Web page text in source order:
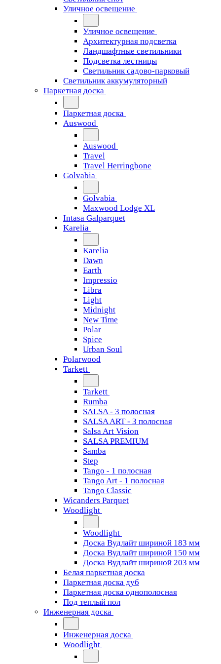
Уличное освещение
Уличное освещение
Архитектурная подсветка
Ландшафтные светильники
Подсветка лестницы
Светильник садово-парковый
Светильник аккумуляторный
Паркетная доска
Паркетная доска
Auswood
Auswood
Travel
Travel Herringbone
Golvabia
Golvabia
Maxwood Lodge XL
Intasa Galparquet
Karelia
Karelia
Dawn
Earth
Impressio
Libra
Light
Midnight
New Time
Polar
Spice
Urban Soul
Polarwood
Tarkett
Tarkett
Rumba
SALSA - 3 полосная
SALSA ART - 3 полосная
Salsa Art Vision
SALSA PREMIUM
Samba
Step
Tango - 1 полосная
Tango Art - 1 полосная
Tango Classiс
Wicanders Parquet
Woodlight
Woodlight
Доска Вудлайт шириной 183 мм
Доска Вудлайт шириной 150 мм
Доска Вудлайт шириной 203 мм
Белая паркетная доска
Паркетная доска дуб
Паркетная доска однополосная
Под теплый пол
Инженерная доска
Инженерная доска
Woodlight